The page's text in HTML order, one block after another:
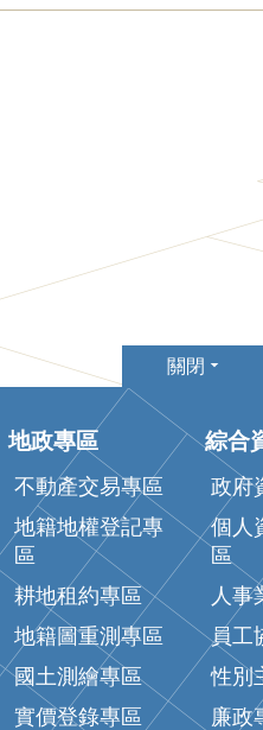
關閉
地政專區
不動產交易專區
地籍地權登記專
區
耕地租約專區
地籍圖重測專區
國土測繪專區
實價登錄專區
綜合
政府
個人
區
人事
員工
性別
廉政